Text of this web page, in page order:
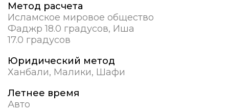
Метод расчета
Исламское мировое общество
Фаджр 18.0 градусов, Иша
17.0 градусов
Юридический метод
Ханбали, Малики, Шафи
Летнее время
Авто